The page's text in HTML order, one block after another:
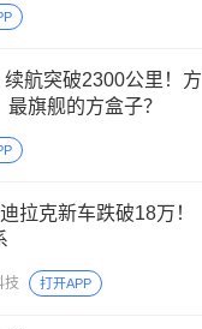
航突破2300公里！方
旗舰的方盒子？
拉克新车跌破18万！
技 打开APP